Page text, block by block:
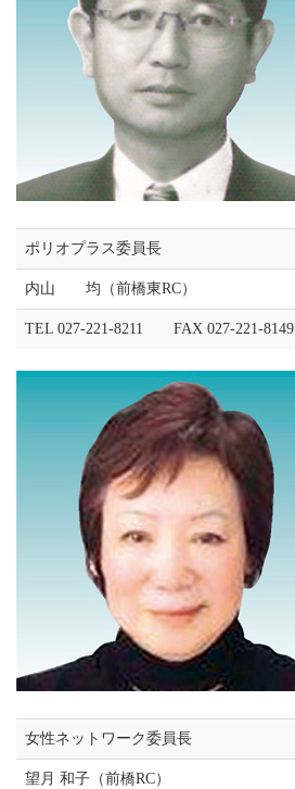
ポリオプラス委員長
内山 均（前橋東RC）
TEL 027-221-8211 FAX 027-221-8149
女性ネットワーク委員長
望月 和子（前橋RC）